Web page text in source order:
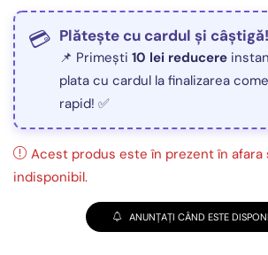
Plătește cu cardul și câștigă!
📌 Primești 10 lei reducere
plata cu cardul la finalizarea
rapid! ✅
Acest produs este în prezent în afara
indisponibil.
ANUNȚAȚI CÂND ESTE